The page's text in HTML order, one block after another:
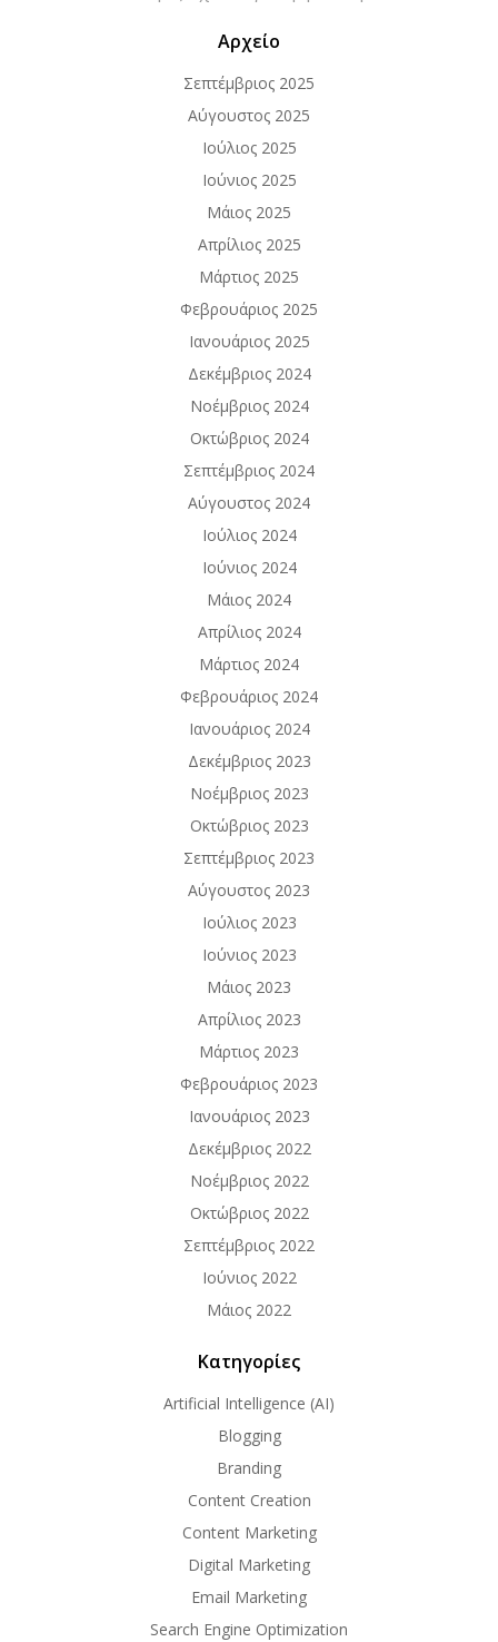
Aρχείο
Σεπτέμβριος 2025
Αύγουστος 2025
Ιούλιος 2025
Ιούνιος 2025
Μάιος 2025
Απρίλιος 2025
Μάρτιος 2025
Φεβρουάριος 2025
Ιανουάριος 2025
Δεκέμβριος 2024
Νοέμβριος 2024
Οκτώβριος 2024
Σεπτέμβριος 2024
Αύγουστος 2024
Ιούλιος 2024
Ιούνιος 2024
Μάιος 2024
Απρίλιος 2024
Μάρτιος 2024
Φεβρουάριος 2024
Ιανουάριος 2024
Δεκέμβριος 2023
Νοέμβριος 2023
Οκτώβριος 2023
Σεπτέμβριος 2023
Αύγουστος 2023
Ιούλιος 2023
Ιούνιος 2023
Μάιος 2023
Απρίλιος 2023
Μάρτιος 2023
Φεβρουάριος 2023
Ιανουάριος 2023
Δεκέμβριος 2022
Νοέμβριος 2022
Οκτώβριος 2022
Σεπτέμβριος 2022
Ιούνιος 2022
Μάιος 2022
Κατηγορίες
Artificial Intelligence (AI)
Blogging
Branding
Content Creation
Content Marketing
Digital Marketing
Email Marketing
Search Engine Optimization